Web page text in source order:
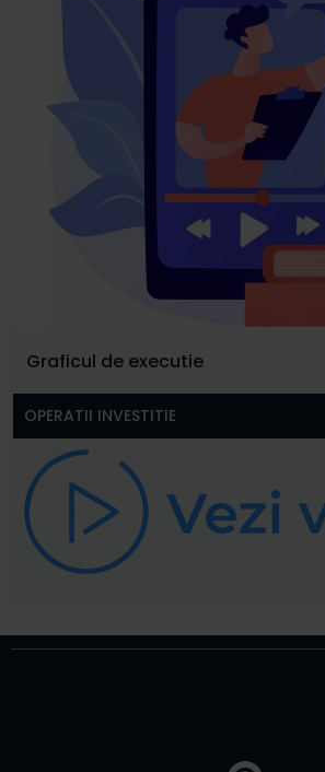
Graficul de executie
OPERATII INVESTITIE